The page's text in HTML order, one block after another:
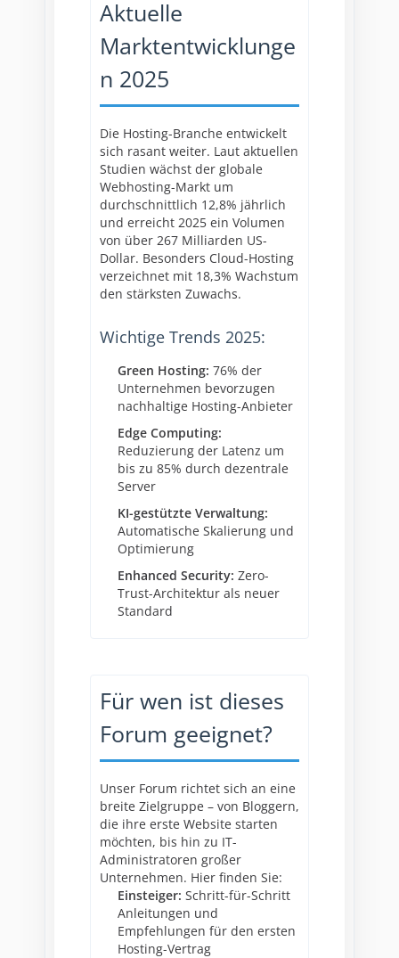
Aktuelle
Marktentwicklunge
n 2025
Die Hosting-Branche entwickelt
sich rasant weiter. Laut aktuellen
Studien wächst der globale
Webhosting-Markt um
durchschnittlich 12,8% jährlich
und erreicht 2025 ein Volumen
von über 267 Milliarden US-
Dollar. Besonders Cloud-Hosting
verzeichnet mit 18,3% Wachstum
den stärksten Zuwachs.
Wichtige Trends 2025:
Green Hosting: 76% der
Unternehmen bevorzugen
nachhaltige Hosting-Anbieter
Edge Computing:
Reduzierung der Latenz um
bis zu 85% durch dezentrale
Server
KI-gestützte Verwaltung:
Automatische Skalierung und
Optimierung
Enhanced Security: Zero-
Trust-Architektur als neuer
Standard
Für wen ist dieses
Forum geeignet?
Unser Forum richtet sich an eine
breite Zielgruppe – von Bloggern,
die ihre erste Website starten
möchten, bis hin zu IT-
Administratoren großer
Unternehmen. Hier finden Sie:
Einsteiger: Schritt-für-Schritt
Anleitungen und
Empfehlungen für den ersten
Hosting-Vertrag